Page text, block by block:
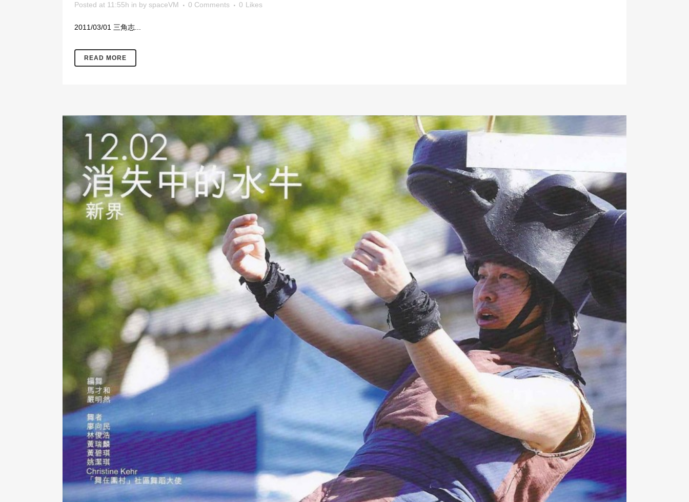
Posted at 11:55h in by spaceVM 0 Comments 0 Likes
2011/03/01 三角志...
READ MORE